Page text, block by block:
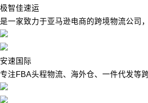
极智佳速运
是一家致力于亚马逊电商的跨境物流公司
安速国际
专注FBA头程物流、海外仓、一件代发等